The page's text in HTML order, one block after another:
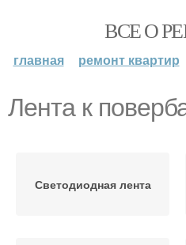
ВСЕ О
главная ремонт квартир
Лента к
Светодиодная лента